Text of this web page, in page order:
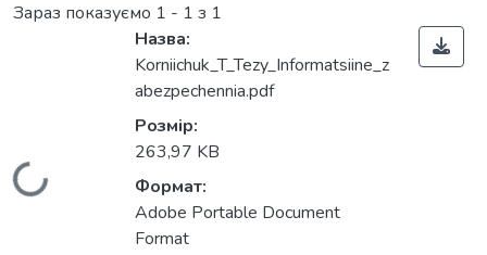
Зараз показуємо 1 - 1 з 1
Вантажиться...
Назва:
Korniichuk_T_Tezy_Informatsiine_z
abezpechennia.pdf
Розмір:
263,97 KB
Формат:
Adobe Portable Document
Format